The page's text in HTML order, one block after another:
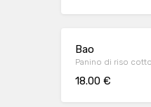
Bao
Panino di riso
18.00 €